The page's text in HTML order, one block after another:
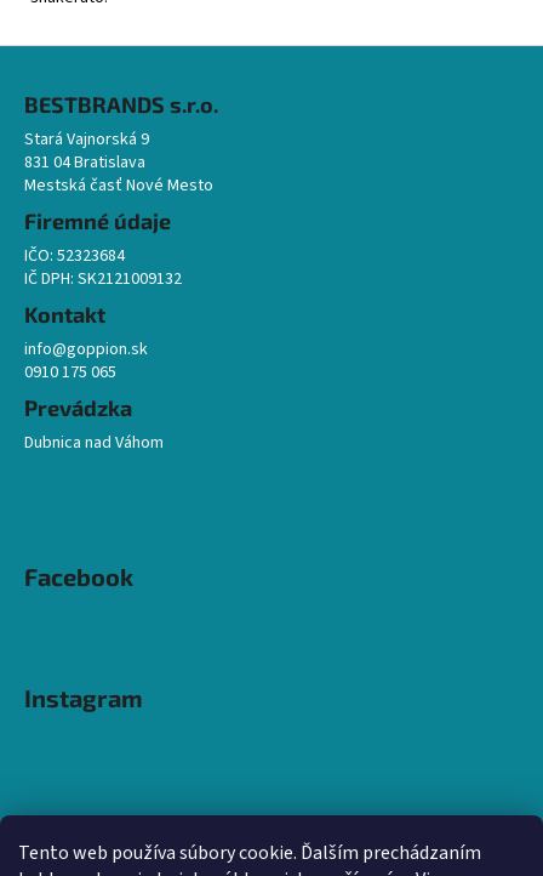
Tento web používa súbory cookie. Ďalším prechádzaním
BESTBRANDS s.r.o.
Stará Vajnorská 9
831 04 Bratislava
Mestská časť Nové Mesto
Firemné údaje
IČO: 52323684
IČ DPH: SK2121009132
Kontakt
info@goppion.sk
0910 175 065
Prevádzka
Dubnica nad Váhom
Facebook
Instagram